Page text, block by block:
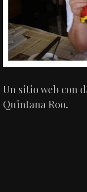
Un sitio web con
Quintana Roo.